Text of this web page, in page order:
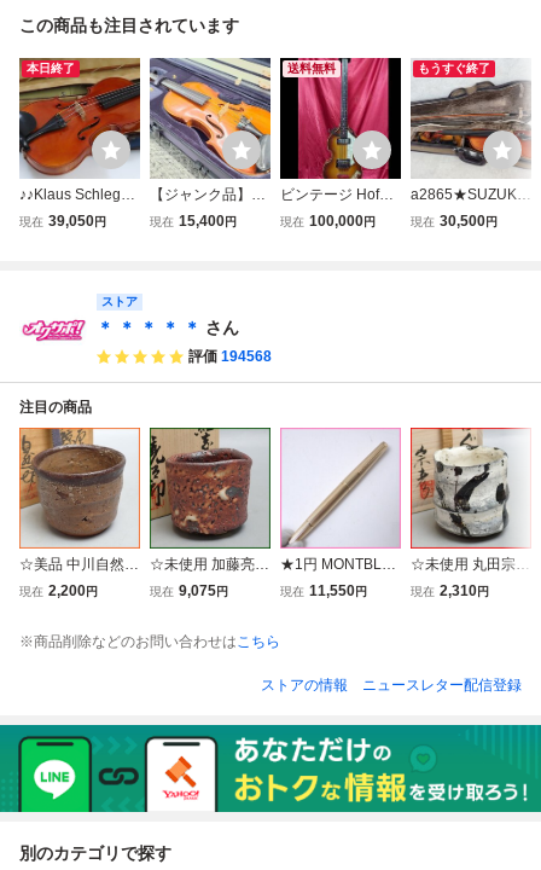
この商品も注目されています
本日終了
♪♪Klaus Schlegel
Erlback i.o 1985
付♪♪034679007m
♪♪
現在 39,050円
【ジャンク品】Er
nst Heinrich Roth
円~ Y9809-
現在 15,400円
送料無料
ビンテージ Hofner
500/1 バイオリン
現在 100,000円
もうすぐ終了
a2865★SUZUKI
鈴木バイオリン N
現在 30,500円
ストア
＊ ＊ ＊ ＊ ＊ さん
評価 194568
注目の商品
☆美品 中川自然坊
絵唐津 皮鯨 ぐい
食器/盃/猪口/陶芸/
現在 2,200円
☆未使用 加藤亮太
郎 美濃焼 紅志野
焼き物/作家物&17
現在 9,075円
★1円 MONTBLA
NC/モンブラン マ
トライプ&090070
現在 11,550円
☆未使用 丸田宗彦
唐津焼 白ぐい呑
現在 2,310円
※商品削除などのお問い合わせはこちら
ストアの情報 ニュースレター配信登録
別のカテゴリで探す